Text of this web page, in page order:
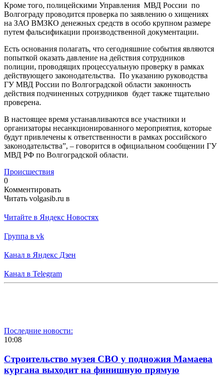
Кроме того, полицейскими Управления МВД России по
Волгограду проводится проверка по заявлению о хищениях
на ЗАО ВМЗКО денежных средств в особо крупном размере
путем фальсификации производственной документации.
Есть основания полагать, что сегодняшние события являются
попыткой оказать давление на действия сотрудников
полиции, проводящих процессуальную проверку в рамках
действующего законодательства. По указанию руководства
ГУ МВД России по Волгоградской области законность
действия подчиненных сотрудников будет также тщательно
проверена.
В настоящее время устанавливаются все участники и
организаторы несанкционированного мероприятия, которые
будут привлечены к ответственности в рамках российского
законодательства”, – говорится в официальном сообщении ГУ
МВД РФ по Волгоградской области.
Происшествия
0
Комментировать
Читать volgasib.ru в
Читайте в Яндекс Новостях
Группа в vk
Канал в Яндекс Дзен
Канал в Telegram
Последние новости:
10:08
Строительство музея СВО у подножия Мамаева
кургана выходит на финишную прямую